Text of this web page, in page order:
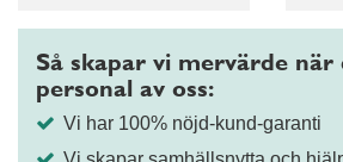
Så skapar vi mervärde när
personal av oss:
Vi har 100% nöjd-kund-garanti